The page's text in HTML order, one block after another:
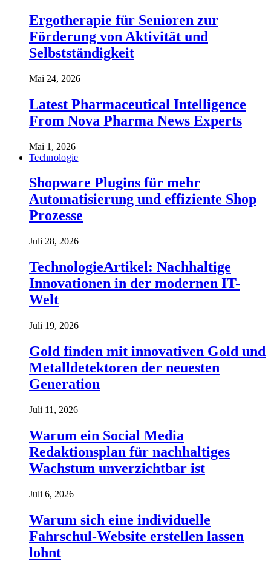
Ergotherapie für Senioren zur
Förderung von Aktivität und
Selbstständigkeit
Mai 24, 2026
Latest Pharmaceutical Intelligence
From Nova Pharma News Experts
Mai 1, 2026
Technologie
Shopware Plugins für mehr
Automatisierung und effiziente Shop
Prozesse
Juli 28, 2026
TechnologieArtikel: Nachhaltige
Innovationen in der modernen IT-
Welt
Juli 19, 2026
Gold finden mit innovativen Gold und
Metalldetektoren der neuesten
Generation
Juli 11, 2026
Warum ein Social Media
Redaktionsplan für nachhaltiges
Wachstum unverzichtbar ist
Juli 6, 2026
Warum sich eine individuelle
Fahrschul-Website erstellen lassen
lohnt